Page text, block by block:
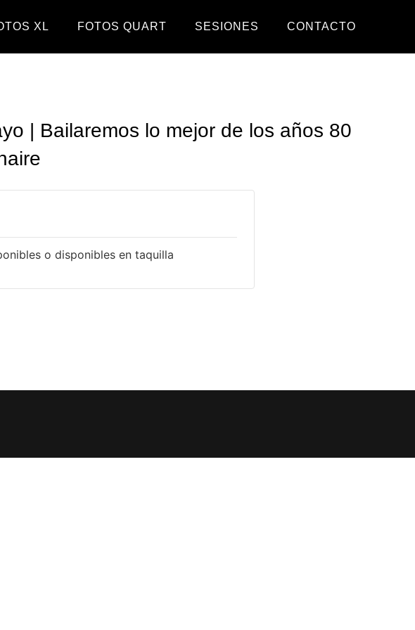
XL FOTOS QUART SESIONES CONTACTO
| Bailaremos lo mejor de los años 80
o disponibles en taquilla